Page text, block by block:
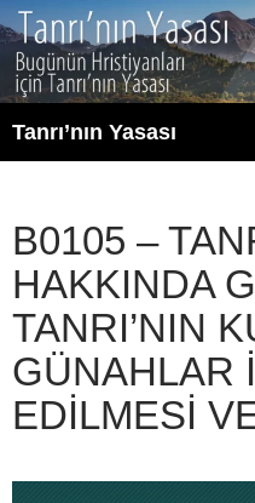
İçeriğe
atla
Tanrı’nın Yasası
B0105 –
HAKKINDA
TANRI’NIN
GÜNAHLAR
EDILMESI